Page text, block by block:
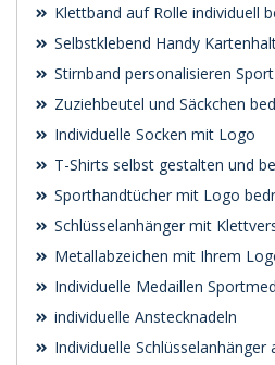
Klettband auf Rolle individuell
Selbstklebend Handy
Stirnband personalisieren Sport
Zuziehbeutel und Säckchen
Individuelle Socken mit Logo
T-Shirts selbst gestalten und
Sporthandtücher mit Logo
Schlüsselanhänger mit
Metallabzeichen mit Ihrem
Individuelle Medaillen
individuelle Anstecknadeln
Individuelle Schlüsselanhänger